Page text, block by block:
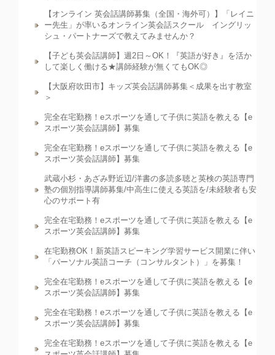
【オンライン 英会話講師募集（全国・海外可）】「レイニ
ー先生」が率いるオンライン英会話スクール イングリッ
シュ・パートナーズで教えてみませんか？
【子ども英会話講師】週2日～OK！『英語が好き』を活か
して楽しく働ける★講師経験が無くてもOK◎
【大阪府吹田市】キッズ英会話講師募集＜成果を出す教室
＞
完全在宅勤務！eスポーツを通して子供に英語を教える【e
スポーツ英会話講師】募集
完全在宅勤務！eスポーツを通して子供に英語を教える【e
スポーツ英会話講師】募集
武蔵小杉・あざみ野近辺/洋書の多読多聴と英検の英語専門
塾の個別指導講師募集/中高生に使える英語を/未経験者も安
心のサポート有
完全在宅勤務！eスポーツを通して子供に英語を教える【e
スポーツ英会話講師】募集
在宅勤務OK！新英語スピーキング学習サービス開業に伴い
「パーソナル英語コーチ（コンサルタント）」を募集！
完全在宅勤務！eスポーツを通して子供に英語を教える【e
スポーツ英会話講師】募集
完全在宅勤務！eスポーツを通して子供に英語を教える【e
スポーツ英会話講師】募集
完全在宅勤務！eスポーツを通して子供に英語を教える【e